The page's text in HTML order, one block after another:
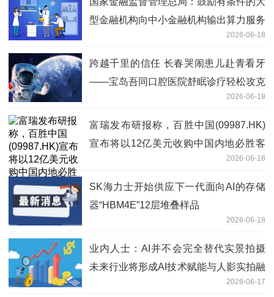
型金融机构向中小金融机构输出算力服务
2026-06-18
跨越千里的信任 长春哭闹患儿赴青看牙
——宝岛吾同口腔医院舒眠诊疗轻松攻克
2026-06-18
富瑞发布研报称，百胜中国(09987.HK)
宣布将以12亿美元收购中国内地必胜客
2026-06-18
SK海力士开始供应下一代面向AI的存储
器“HBM4E”12层堆叠样品
2026-06-18
业内人士：AI并不会完全替代实景拍摄
未来行业将形成AI技术赋能与人影实拍融
2026-06-17